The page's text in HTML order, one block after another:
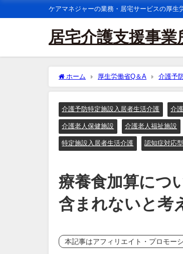
ケアマネジャーの業務・居宅サービスの厚生
居宅介護支援事
ホーム 厚生労働省Q＆A 介護予
ないと考えてよろしいか。
介護予防特定施設入居者生活介護 介
介護老人保健施設 介護老人福祉施設
特定施設入居者生活介護 認知症対応
療養食加算につ
含まれないと考
本記事はアフィリエイト・プロモー